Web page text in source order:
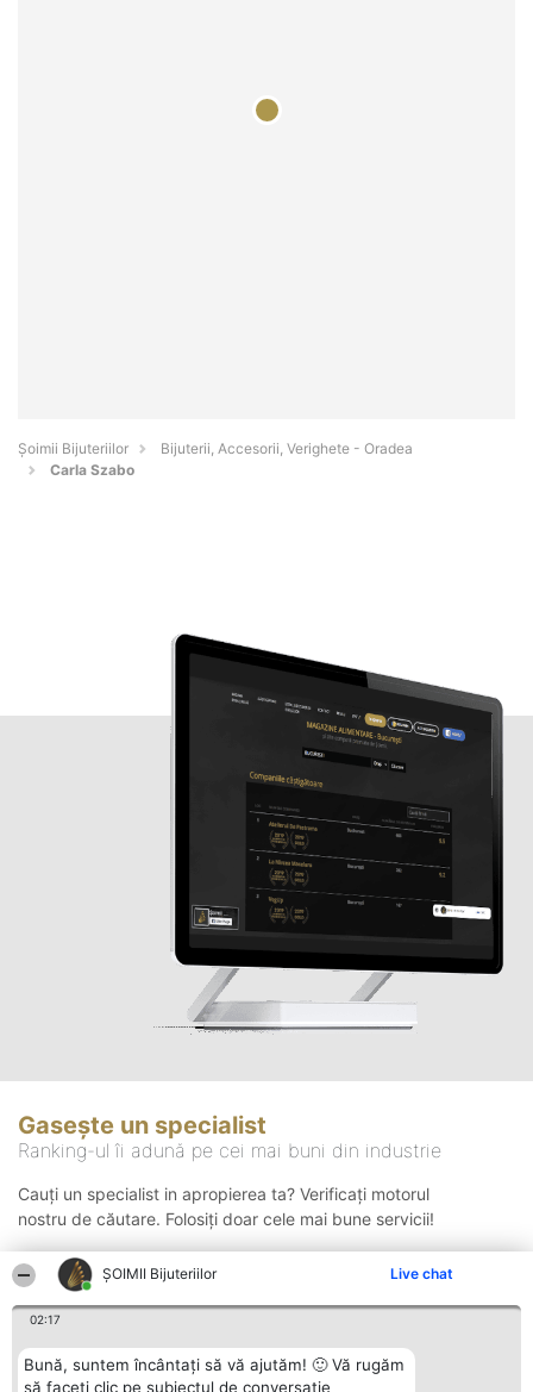
ŞOIMII Bijuteriilor Live chat
02:17
Bună, suntem încântați să vă ajutăm! 🙂 Vă rugăm
să faceți clic pe subiectul de conversație
Şoimii Bijuteriilor
Bijuterii, Accesorii, Verighete - Oradea
Carla Szabo
Gasește un specialist
Ranking-ul îi adună pe cei mai buni din industrie
Cauți un specialist in apropierea ta? Verificați motorul
nostru de căutare. Folosiți doar cele mai bune servicii!